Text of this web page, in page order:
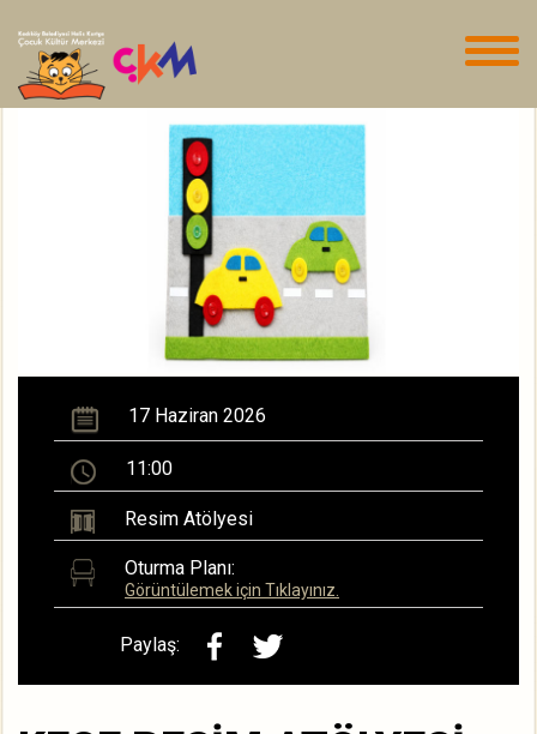
17 Haziran 2026
11:00
Resim Atölyesi
Oturma Planı:
Görüntülemek için Tıklayınız.
Paylaş: